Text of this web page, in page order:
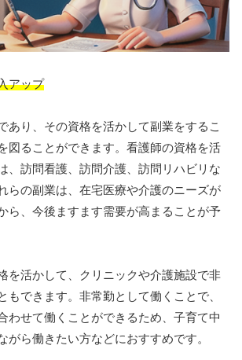
アップ
あり、その資格を活かして副業をするこ
図ることができます。看護師の資格を活
、訪問看護、訪問介護、訪問リハビリな
らの副業は、在宅医療や介護のニーズが
ら、今後ますます需要が高まることが予
を活かして、クリニックや介護施設で非
もできます。非常勤として働くことで、
わせて働くことができるため、子育て中
がら働きたい方などにおすすめです。